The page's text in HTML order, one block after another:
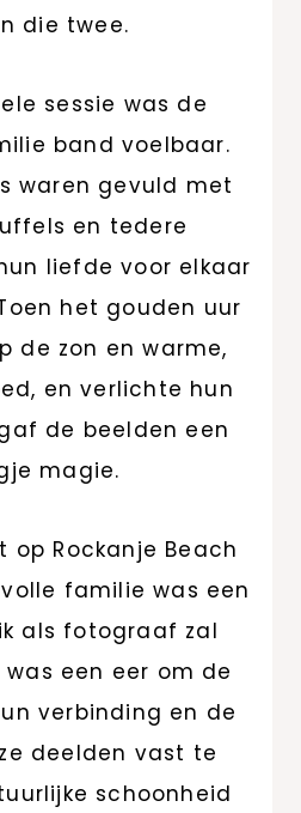
die twee.
sessie was de
band voelbaar.
waren gevuld met
en tedere
liefde voor elkaar
het gouden uur
de zon en warme,
en verlichte hun
de beelden een
magie.
op Rockanje Beach
familie was een
als fotograaf zal
was een eer om de
verbinding en de
deelden vast te
schoonheid